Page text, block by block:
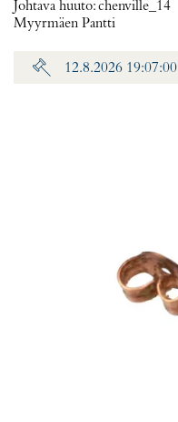
Johtava huuto:chenville_14
Myyrmäen Pantti
12.8.2026 19:07:00